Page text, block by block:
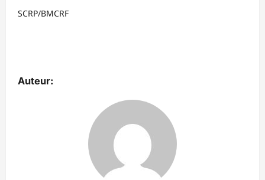
SCRP/BMCRF
Auteur: